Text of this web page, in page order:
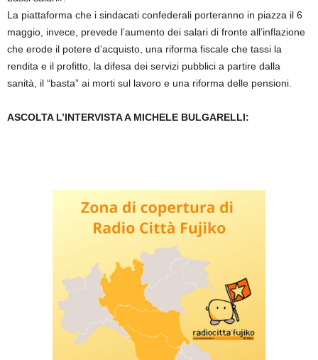
La piattaforma che i sindacati confederali porteranno in piazza il 6
maggio, invece, prevede l’aumento dei salari di fronte all’inflazione
che erode il potere d’acquisto, una riforma fiscale che tassi la
rendita e il profitto, la difesa dei servizi pubblici a partire dalla
sanità, il “basta” ai morti sul lavoro e una riforma delle pensioni.
ASCOLTA L’INTERVISTA A MICHELE BULGARELLI: